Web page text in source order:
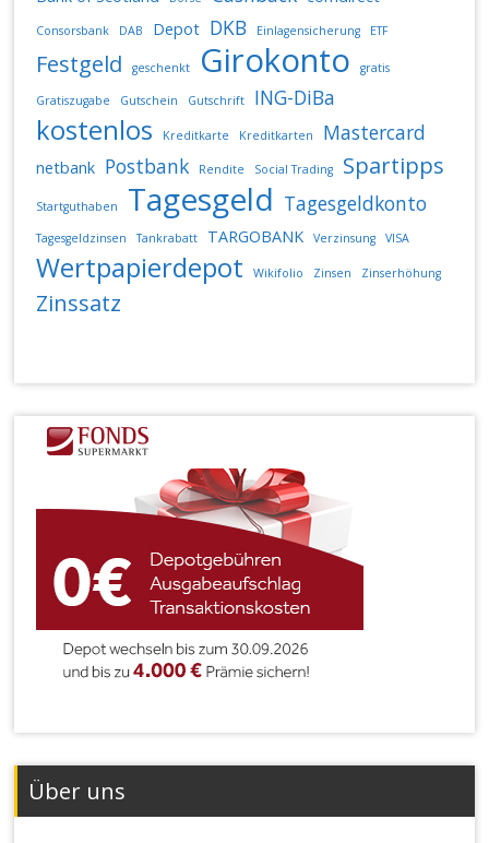
Consorsbank DAB Depot DKB Einlagensicherung ETF
Festgeld geschenkt Girokonto gratis
Gratiszugabe Gutschein Gutschrift ING-DiBa
kostenlos Kreditkarte Kreditkarten Mastercard
netbank Postbank Rendite Social Trading Spartipps
Startguthaben Tagesgeld Tagesgeldkonto
Tagesgeldzinsen Tankrabatt TARGOBANK Verzinsung VISA
Wertpapierdepot Wikifolio Zinsen Zinserhöhung
Zinssatz
Über uns